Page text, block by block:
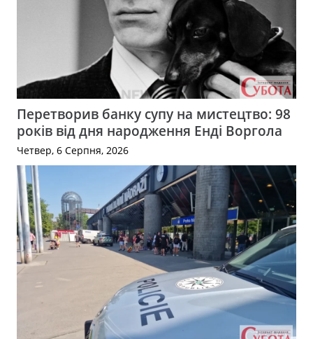
Перетворив банку супу на мистецтво: 98
років від дня народження Енді Воргола
Четвер, 6 Серпня, 2026